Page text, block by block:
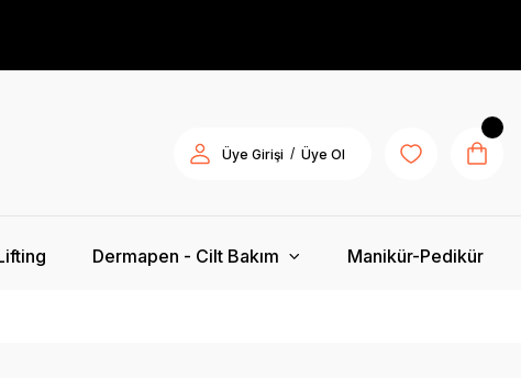
Üye Girişi / Üye Ol
Dermapen - Cilt Bakım Manikür-Pedikür